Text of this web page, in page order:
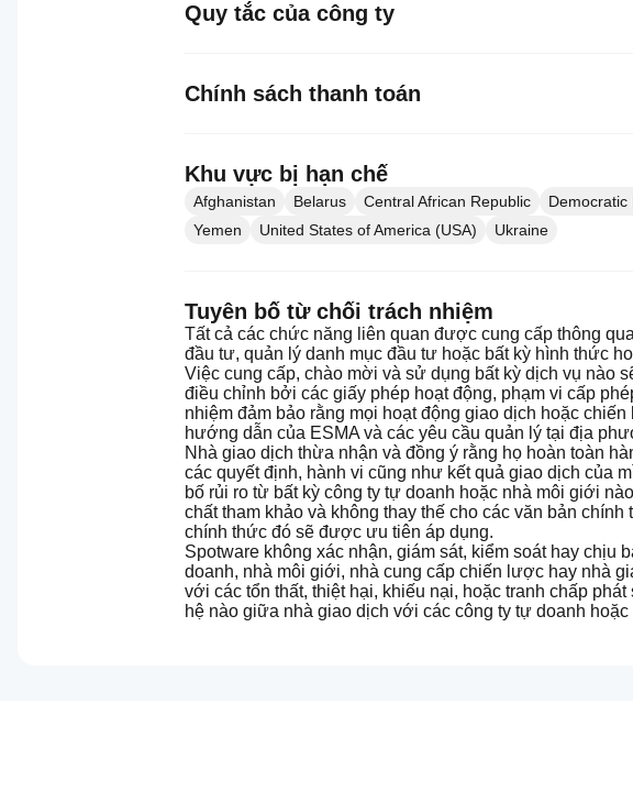
Quy tắc của công ty
Chính sách thanh toán
Khu vực bị hạn chế
Afghanistan Belarus Central African Republic Democratic
Yemen
United States of America (USA) Ukraine
Tuyên bố từ chối trách nhiệm
Tất cả các chức năng liên quan được cung cấp thông
đầu tư, quản lý danh mục đầu tư hoặc bất kỳ hình thức
Việc cung cấp, chào mời và sử dụng bất kỳ dịch vụ nào
điều chỉnh bởi các giấy phép hoạt động, phạm vi cấp
nhiệm đảm bảo rằng mọi hoạt động giao dịch hoặc
hướng dẫn của ESMA và các yêu cầu quản lý tại địa
Nhà giao dịch thừa nhận và đồng ý rằng họ hoàn toàn
các quyết định, hành vi cũng như kết quả giao dịch của
bố rủi ro từ bất kỳ công ty tự doanh hoặc nhà môi giới
chất tham khảo và không thay thế cho các văn bản
chính thức đó sẽ được ưu tiên áp dụng.
Spotware không xác nhận, giám sát, kiểm soát hay chịu
doanh, nhà môi giới, nhà cung cấp chiến lược hay nhà
với các tổn thất, thiệt hại, khiếu nại, hoặc tranh chấp
hệ nào giữa nhà giao dịch với các công ty tự doanh